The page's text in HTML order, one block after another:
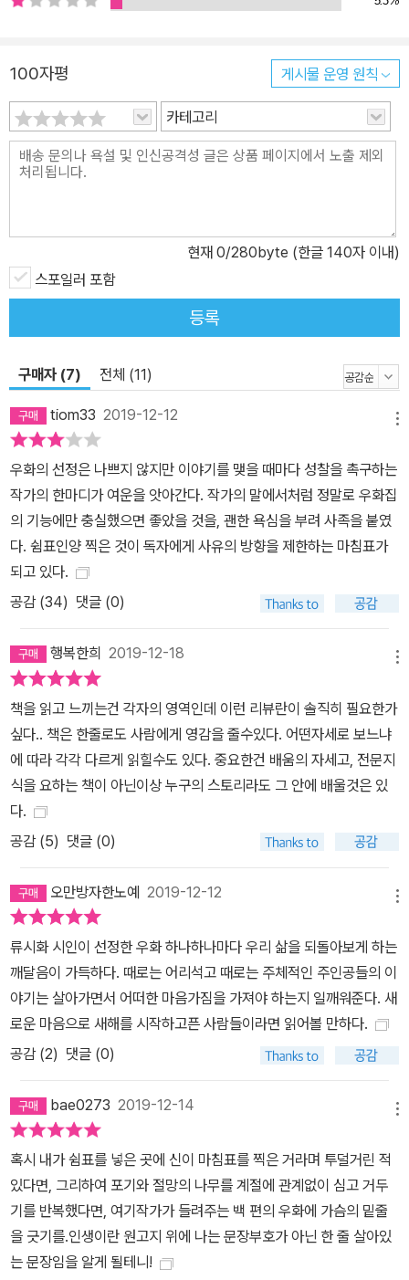
에 처음 접하는 내용이 많아 놀랄 사람도 있을 것이다. ‘류시화’라는
저자명은 이제 독자들에게 특정한 스타일과 그만의 주제가 떠오르게
한다. ‘인도의 우화와 이야기들 중에서 가장 흥미로운 주제는 무엇이
며, 가장 중요한 것은 무엇인가? 그리고 그것을 어떻게 이야기할 것
인가?’를 가장 잘 아는 작가이다. 대서사시 『마하바라타』 속 신과 인
다니다가 열려 있는 꿀단지를 보았다. 흥분한 벌은 꿀단지에 뛰어들
어 한껏 꿀을 맛보았다. 꿀단지 밖으로 날아가면서 그 벌은 다른 벌들
에게 무슨 일이 일어났는지 알려주었고, 그 과정에서 몇 방울의 꿀이
그의 입에서 다른 모든 벌들에게 튀기 시작했다. 다른 벌들에게는 믿
꿀을 얻고 있었다. 마찬가지로 우리가 무엇인가에 대해 깊은 애정을
갖고 있을 때 그것을 모든 사람과 나누고 싶은 것은 자연스러운 일이
다. 나는 그 호박벌이고 싶다. 꿀단지처럼 생긴 내 서재 안에서, 인도
의 오래된 책방에서 얼굴을 파묻고 음미한 많은 이야기를, 입에서 달
콤한 꿀방울들을 튀기듯이 즐겁게 들려주고 싶다. 그것이 작가라는
100자평 게시물 운영 원칙
카테고리
현재 0/280byte (한글 140자 이내)
스포일러 포함
등록
구매자 (7) 전체 (11)
tiom33 2019-12-12
우화의 선정은 나쁘지 않지만 이야기를 맺을 때마다 성찰을 촉구하는
작가의 한마디가 여운을 앗아간다. 작가의 말에서처럼 정말로 우화집
의 기능에만 충실했으면 좋았을 것을, 괜한 욕심을 부려 사족을 붙였
다. 쉼표인양 찍은 것이 독자에게 사유의 방향을 제한하는 마침표가
되고 있다.
공감 (34) 댓글 (0)
행복한희 2019-12-18
책을 읽고 느끼는건 각자의 영역인데 이런 리뷰란이 솔직히 필요한가
싶다.. 책은 한줄로도 사람에게 영감을 줄수있다. 어떤자세로 보느냐
에 따라 각각 다르게 읽힐수도 있다. 중요한건 배움의 자세고, 전문지
식을 요하는 책이 아닌이상 누구의 스토리라도 그 안에 배울것은 있
다.
공감 (5) 댓글 (0)
오만방자한노예 2019-12-12
류시화 시인이 선정한 우화 하나하나마다 우리 삶을 되돌아보게 하는
깨달음이 가득하다. 때로는 어리석고 때로는 주체적인 주인공들의 이
야기는 살아가면서 어떠한 마음가짐을 가져야 하는지 일깨워준다. 새
로운 마음으로 새해를 시작하고픈 사람들이라면 읽어볼 만하다.
공감 (2) 댓글 (0)
bae0273 2019-12-14
혹시 내가 쉼표를 넣은 곳에 신이 마침표를 찍은 거라며 투덜거린 적
있다면, 그리하여 포기와 절망의 나무를 계절에 관계없이 심고 거두
기를 반복했다면, 여기작가가 들려주는 백 편의 우화에 가슴의 밑줄
을 긋기를.인생이란 원고지 위에 나는 문장부호가 아닌 한 줄 살아있
는 문장임을 알게 될테니!